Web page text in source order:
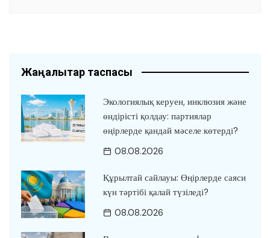
Жаңалықтар таспасы
Экологиялық керуен, инклюзия және
өндірісті қолдау: партиялар
өңірлерде қандай мәселе көтерді?
08.08.2026
Құрылтай сайлауы: Өңірлерде саяси
күн тәртібі қалай түзіледі?
08.08.2026